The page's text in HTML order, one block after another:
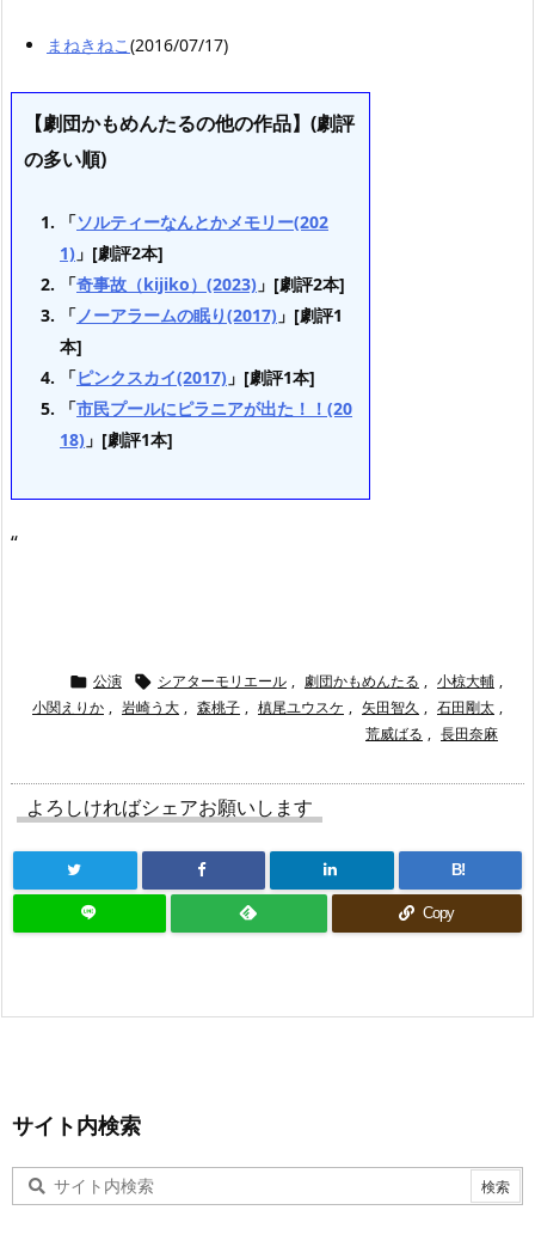
まねきねこ(2016/07/17)
【劇団かもめんたるの他の作品】(劇評
の多い順)
「ソルティーなんとかメモリー(202
1) 」[劇評2本]
「奇事故（kijiko）(2023) 」[劇評2本]
「ノーアラームの眠り(2017) 」[劇評1
本]
「ピンクスカイ(2017) 」[劇評1本]
「市民プールにピラニアが出た！！(20
18) 」[劇評1本]
“
 公演  シアターモリエール , 劇団かもめんたる , 小椋大輔 ,
小関えりか , 岩崎う大 , 森桃子 , 槙尾ユウスケ , 矢田智久 , 石田剛太 ,
荒威ばる , 長田奈麻
よろしければシェアお願いします
B!
Copy
サイト内検索